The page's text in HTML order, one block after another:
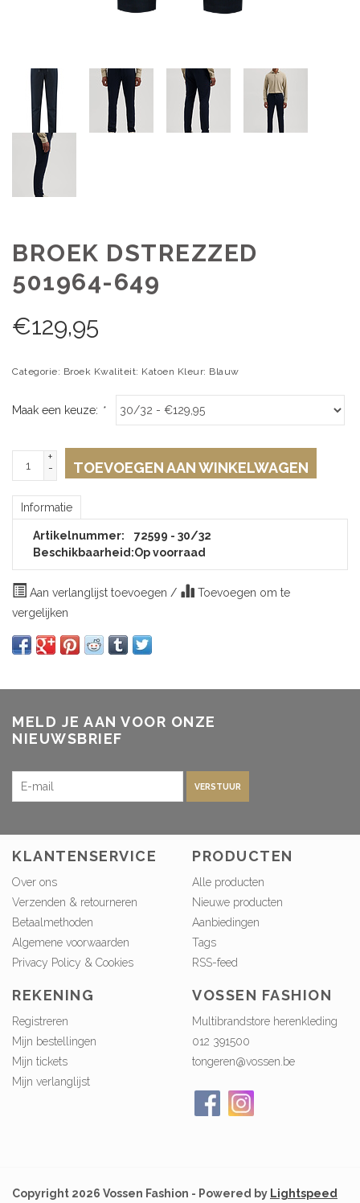
BROEK DSTREZZED
501964-649
€129,95
Categorie: Broek Kwaliteit: Katoen Kleur: Blauw
Maak een keuze: *
+
-
TOEVOEGEN AAN WINKELWAGEN
Informatie
Artikelnummer:
72599 - 30/32
Beschikbaarheid:Op voorraad
Aan verlanglijst toevoegen /
Toevoegen om te
vergelijken
MELD JE AAN VOOR ONZE
NIEUWSBRIEF
VERSTUUR
KLANTENSERVICE
Over ons
Verzenden & retourneren
Betaalmethoden
Algemene voorwaarden
Privacy Policy & Cookies
PRODUCTEN
Alle producten
Nieuwe producten
Aanbiedingen
Tags
RSS-feed
REKENING
Registreren
Mijn bestellingen
Mijn tickets
Mijn verlanglijst
VOSSEN FASHION
Multibrandstore herenkleding
012 391500
tongeren@vossen.be
Copyright 2026 Vossen Fashion - Powered by Lightspeed